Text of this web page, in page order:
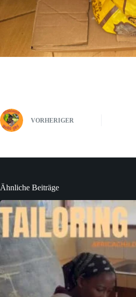
VORHERIGER
Ähnliche Beiträge